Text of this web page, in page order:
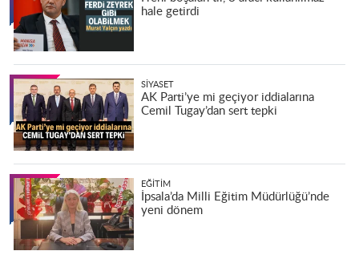
hale getirdi
SIYASET
AK Parti’ye mi geçiyor iddialarına
Cemil Tugay’dan sert tepki
EĞITIM
İpsala’da Milli Eğitim Müdürlüğü’nde
yeni dönem